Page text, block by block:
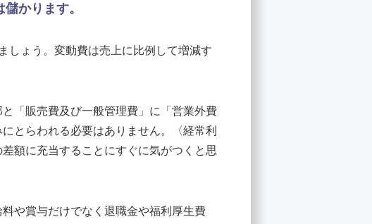
かります。
しょう。変動費は売上に比例して増減す
「販売費及び一般管理費」に「営業外費
とらわれる必要はありません。〈経常利
額に充当することにすぐに気がつくと思
や賞与だけでなく退職金や福利厚生費